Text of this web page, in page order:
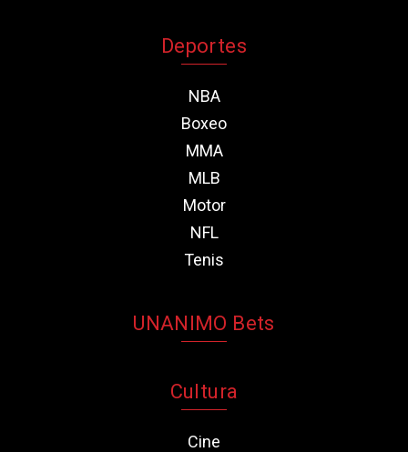
Deportes
NBA
Boxeo
MMA
MLB
Motor
NFL
Tenis
UNANIMO Bets
Cultura
Cine